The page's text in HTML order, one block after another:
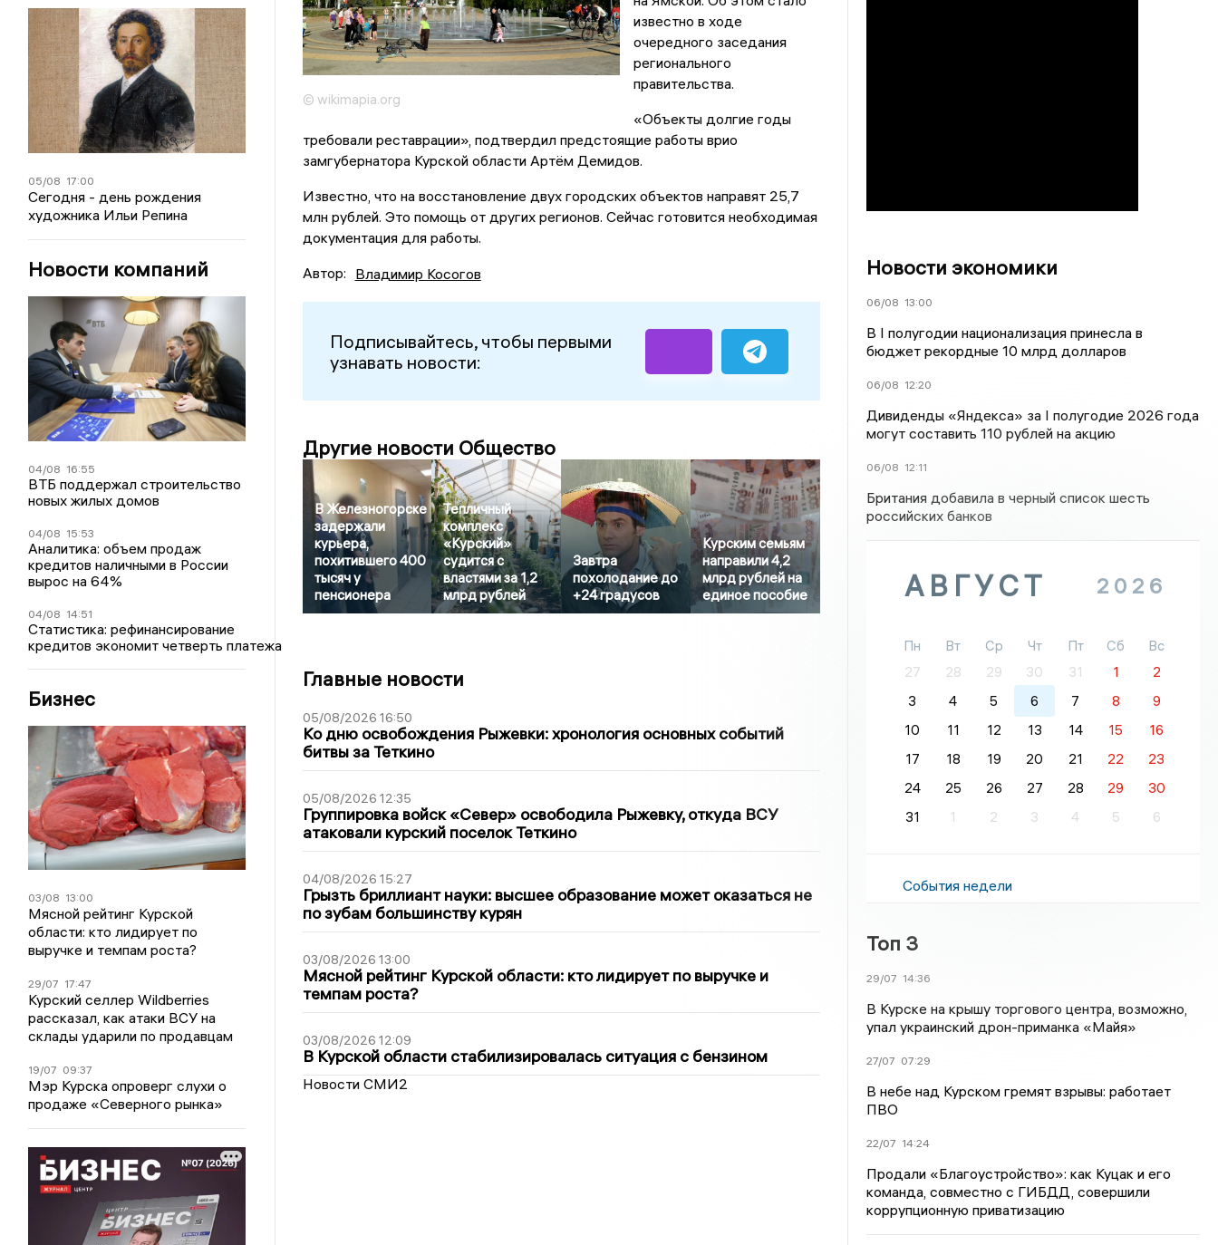
05/08 17:00
Сегодня - день рождения
художника Ильи Репина
Новости компаний
04/08 16:55
ВТБ поддержал строительство
новых жилых домов
04/08 15:53
Аналитика: объем продаж
кредитов наличными в России
вырос на 64%
04/08 14:51
Статистика: рефинансирование
кредитов экономит четверть платежа
Бизнес
03/08 13:00
Мясной рейтинг Курской
области: кто лидирует по
выручке и темпам роста?
29/07 17:47
Курский селлер Wildberries
рассказал, как атаки ВСУ на
склады ударили по продавцам
19/07 09:37
Мэр Курска опроверг слухи о
продаже «Северного рынка»
© wikimapia.org
известно в ходе
очередного заседания
регионального
правительства.
«Объекты долгие годы
требовали реставрации», подтвердил предстоящие работы врио
замгубернатора Курской области Артём Демидов.
Известно, что на восстановление двух городских объектов направят 25,7
млн рублей. Это помощь от других регионов. Сейчас готовится необходимая
документация для работы.
Автор: Владимир Косогов
Подписывайтесь, чтобы первыми
узнавать новости:
Другие новости Общество
В Железногорске
задержали
курьера,
похитившего 400
тысяч у
пенсионера
Тепличный
комплекс
«Курский»
судится с
властями за 1,2
млрд рублей
Завтра
похолодание до
+24 градусов
Курским семьям
направили 4,2
млрд рублей на
единое пособие
Главные новости
05/08/2026 16:50
Ко дню освобождения Рыжевки: хронология основных событий
битвы за Теткино
05/08/2026 12:35
Группировка войск «Север» освободила Рыжевку, откуда ВСУ
атаковали курский поселок Теткино
04/08/2026 15:27
Грызть бриллиант науки: высшее образование может оказаться не
по зубам большинству курян
03/08/2026 13:00
Мясной рейтинг Курской области: кто лидирует по выручке и
темпам роста?
03/08/2026 12:09
В Курской области стабилизировалась ситуация с бензином
Новости СМИ2
Новости экономики
06/08 13:00
В I полугодии национализация принесла в
бюджет рекордные 10 млрд долларов
06/08 12:20
Дивиденды «Яндекса» за I полугодие 2026 года
могут составить 110 рублей на акцию
06/08 12:11
Британия добавила в черный список шесть
российских банков
АВГУСТ 2026
Пн Вт Ср Чт Пт Сб
Вс
27
28 29 30 31 1
2
3
4 5 6 7 8
9
10
11 12 13 14 15
16
17
18 19 20 21 22
23
24
25 26 27 28 29
30
31
1 2 3 4 5 6
События недели
Топ 3
29/07 14:36
В Курске на крышу торгового центра, возможно,
упал украинский дрон-приманка «Майя»
27/07 07:29
В небе над Курском гремят взрывы: работает
ПВО
22/07 14:24
Продали «Благоустройство»: как Куцак и его
команда, совместно с ГИБДД, совершили
коррупционную приватизацию